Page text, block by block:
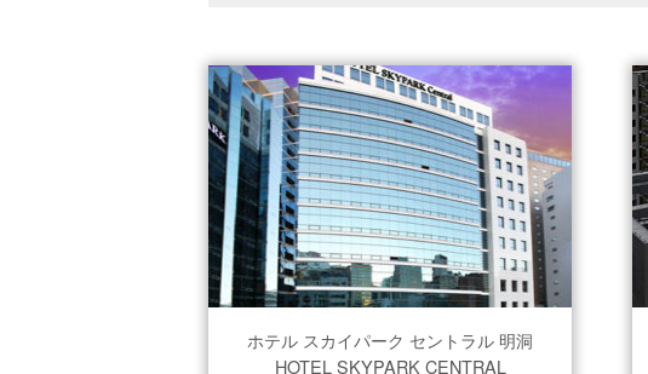
ホテル スカイパーク セントラル 明洞
HOTEL SKYPARK CENTRAL